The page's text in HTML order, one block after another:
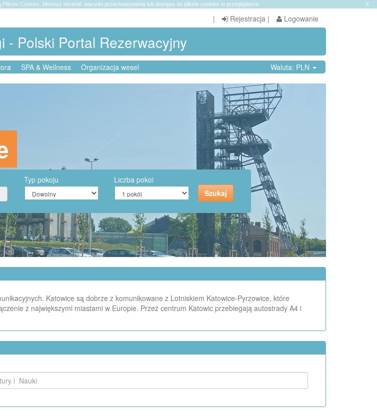
X
Plików Cookies . Możesz określić warunki przechowywania lub dostępu do plików cookies w przeglądarce.
| Rejestracja | Logowanie
- Polski Portal Rezerwacyjny
SPA & Wellness Organizacja wesel Waluta: PLN
Typ pokoju Liczba pokoi
Katowice są dobrze z komunikowane z Lotniskiem Katowice-Pyrzowice, które
z największymi miastami w Europie. Przez centrum Katowic przebiegają autostrady A4 i